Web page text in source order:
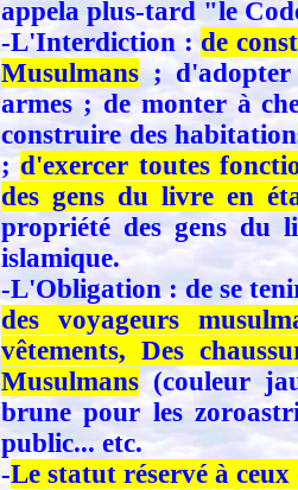
appela plus-tard "le
-L'Interdiction : de
Musulmans; d'adopter
armes ; de monter à
construire des
;d'exercer toutes
des gens du livre en
propriété des gens du
islamique.
-L'Obligation : de se
des voyageurs
vêtements, Des
Musulmans (couleur
brune pour les
public... etc.
-Le statut réservé à